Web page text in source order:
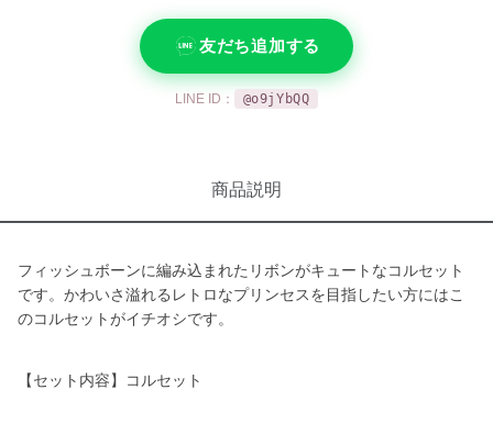
友だち追加する
LINE ID： @o9jYbQQ
商品説明
フィッシュボーンに編み込まれたリボンがキュートなコルセット
です。かわいさ溢れるレトロなプリンセスを目指したい方にはこ
のコルセットがイチオシです。
【セット内容】コルセット